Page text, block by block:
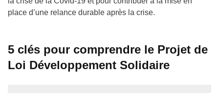
place d’une relance durable après la crise.
5 clés pour comprendre le Projet de
Loi Développement Solidaire